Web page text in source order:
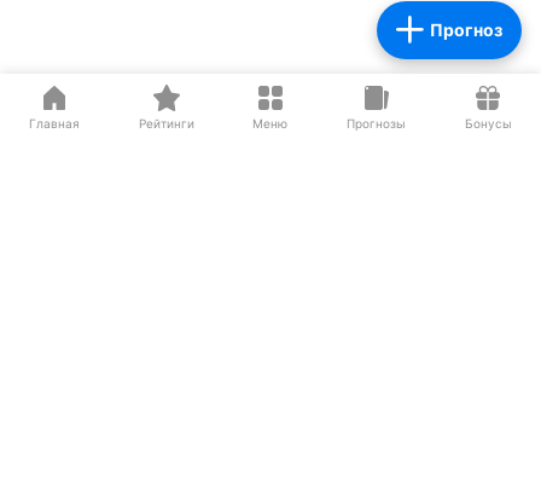
Прогноз
Главная Рейтинги Меню Прогнозы Бонусы
Партнеры